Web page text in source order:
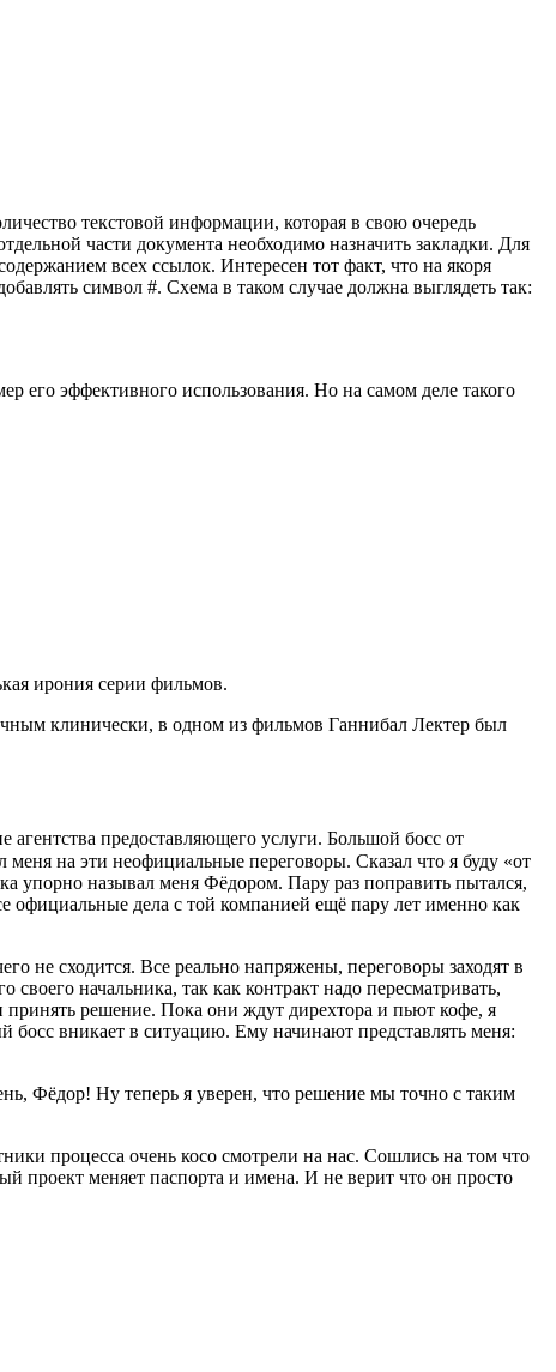
текстовой информации, которая в свою очередь
части документа необходимо назначить закладки. Для
всех ссылок. Интересен тот факт, что на якоря
символ #. Схема в таком случае должна выглядеть так:
его эффективного использования. Но на самом деле такого
ирония серии фильмов.
клинически, в одном из фильмов Ганнибал Лектер был
предоставляющего услуги. Большой босс от
на эти неофициальные переговоры. Сказал что я буду «от
упорно называл меня Фёдором. Пару раз поправить пытался,
дела с той компанией ещё пару лет именно как
не сходится. Все реально напряжены, переговоры заходят в
начальника, так как контракт надо пересматривать,
принять решение. Пока они ждут дирехтора и пьют кофе, я
вникает в ситуацию. Ему начинают представлять меня:
Фёдор! Ну теперь я уверен, что решение мы точно с таким
процесса очень косо смотрели на нас. Сошлись на том что
проект меняет паспорта и имена. И не верит что он просто